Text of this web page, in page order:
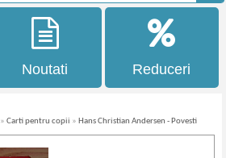
Noutati Reduceri
»Carti pentru copii » Hans Christian Andersen - Povesti